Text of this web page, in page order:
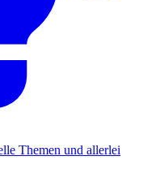
Themen und allerlei